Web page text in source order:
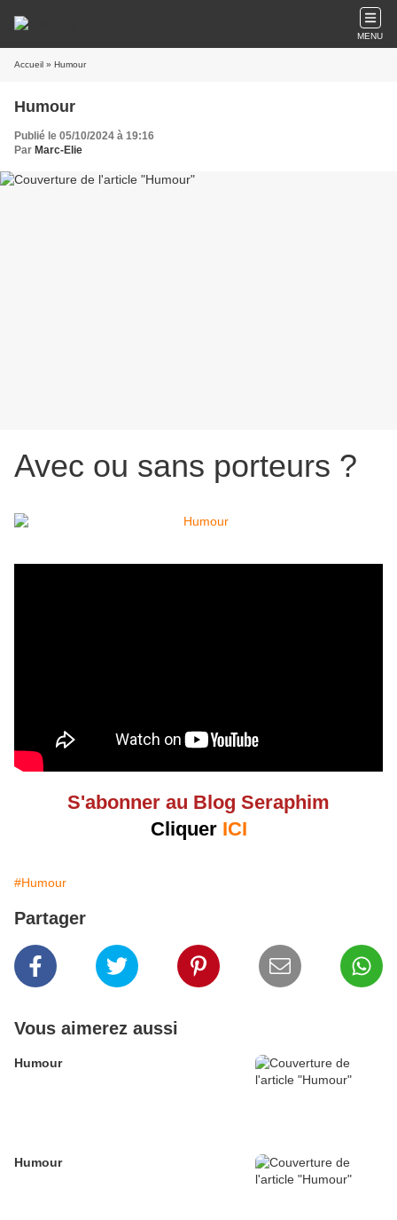
MENU
Accueil » Humour
Humour
Publié le 05/10/2024 à 19:16
Par Marc-Elie
Avec ou sans porteurs ?
S'abonner au Blog Seraphim
Cliquer ICI
#Humour
Partager
Vous aimerez aussi
Humour
Humour